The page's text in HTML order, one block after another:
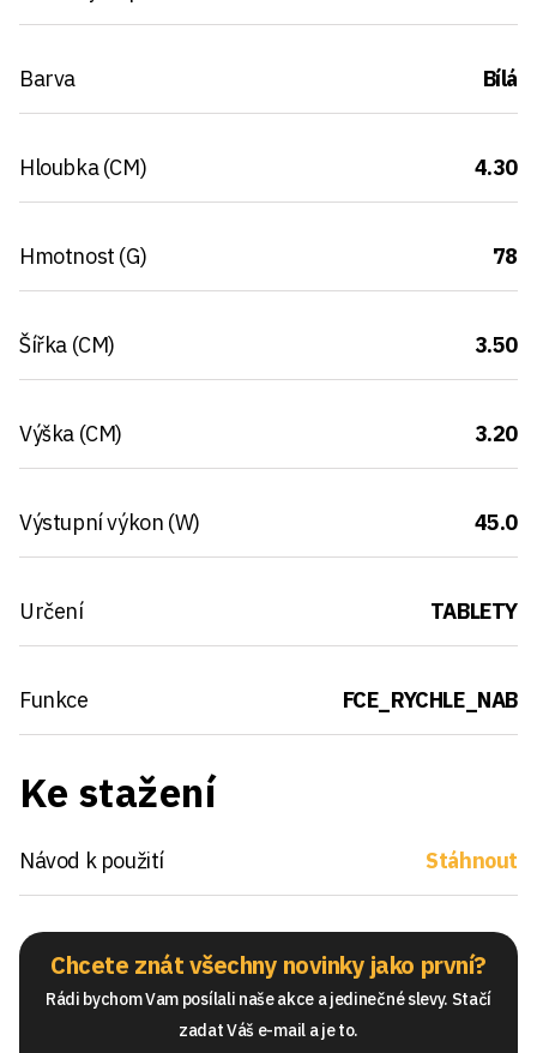
Barva Bílá
Hloubka (CM) 4.30
Hmotnost (G) 78
Šířka (CM) 3.50
Výška (CM) 3.20
Výstupní výkon (W) 45.0
Určení TABLETY
Funkce FCE_RYCHLE_NAB
Ke stažení
Návod k použití Stáhnout
Chcete znát všechny novinky jako první?
Rádi bychom Vam posílali naše akce a jedinečné slevy. Stačí
zadat Váš e-mail a je to.